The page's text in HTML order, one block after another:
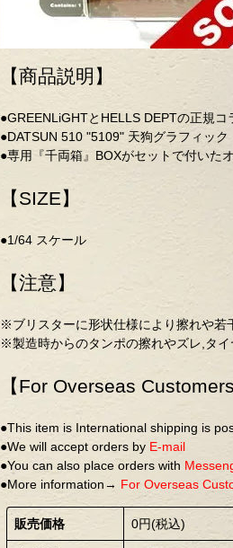
【商品説明】
●GREENLiGHTとHELLS DEPTの正規コ
●DATSUN 510 "5109" 天狗グラフィック
●専用『千両箱』BOXがセットで付いた
【SIZE】
●1/64 スケール
【注意】
※ブリスターに形状仕様により擦れや
※製造時からのタンポの擦れやズレ,タイ
【For Overseas Customers
●This item is International shipping is
●We will accept orders by E-mail
●You can also place orders with
●More information→ For Overseas
販売価格 0円(税込)